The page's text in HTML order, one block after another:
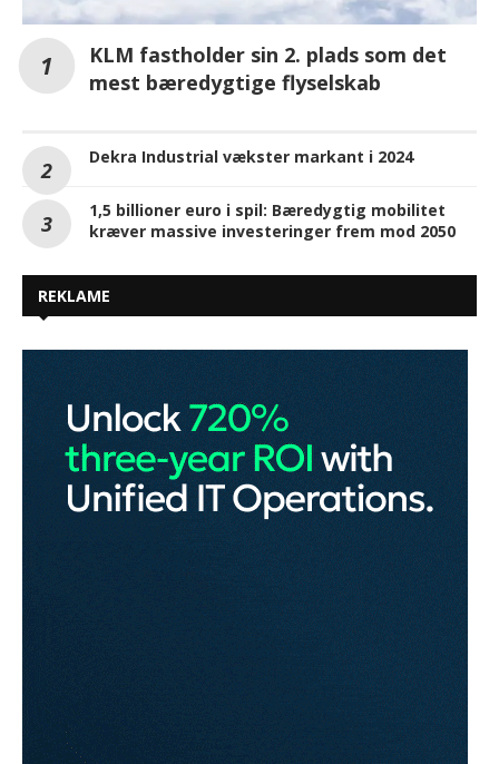
KLM fastholder sin 2. plads som det
mest bæredygtige flyselskab
Dekra Industrial vækster markant i 2024
1,5 billioner euro i spil: Bæredygtig mobilitet
kræver massive investeringer frem mod 2050
REKLAME